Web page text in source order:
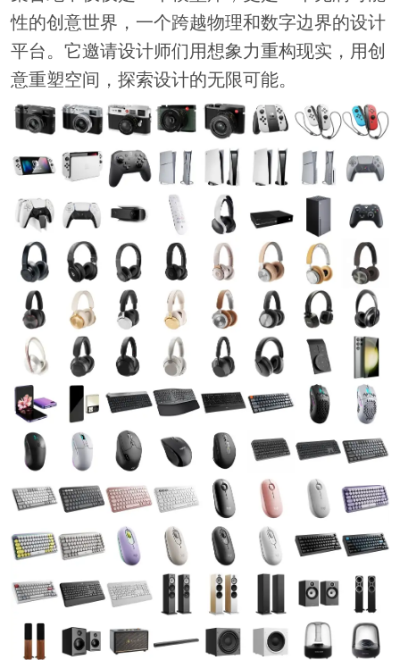
性的创意世界，一个跨越物理和数字边界的设计
平台。它邀请设计师们用想象力重构现实，用创
意重塑空间，探索设计的无限可能。